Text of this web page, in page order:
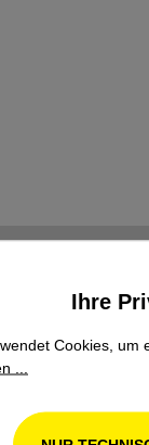
Ihre
Cookies, um
...